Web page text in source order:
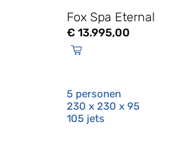
Fox Spa Eternal
€13.995,00
5 personen
230 x 230 x 95
105 jets